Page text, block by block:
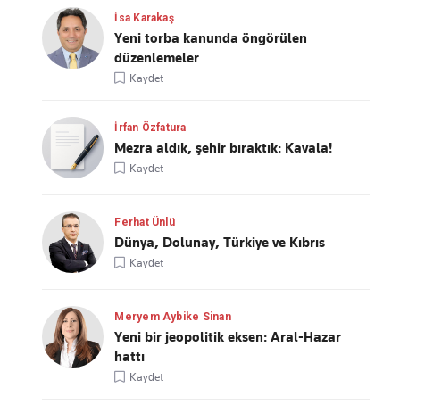
İsa Karakaş
Yeni torba kanunda öngörülen
düzenlemeler
Kaydet
İrfan Özfatura
Mezra aldık, şehir bıraktık: Kavala!
Kaydet
Ferhat Ünlü
Dünya, Dolunay, Türkiye ve Kıbrıs
Kaydet
Meryem Aybike Sinan
Yeni bir jeopolitik eksen: Aral-Hazar
hattı
Kaydet